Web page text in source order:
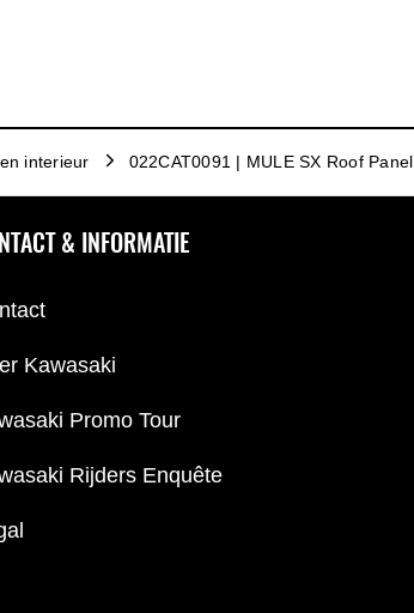
interieur 022CAT0091 | MULE SX Roof Panel
& INFORMATIE
Kawasaki
Promo Tour
Rijders Enquête